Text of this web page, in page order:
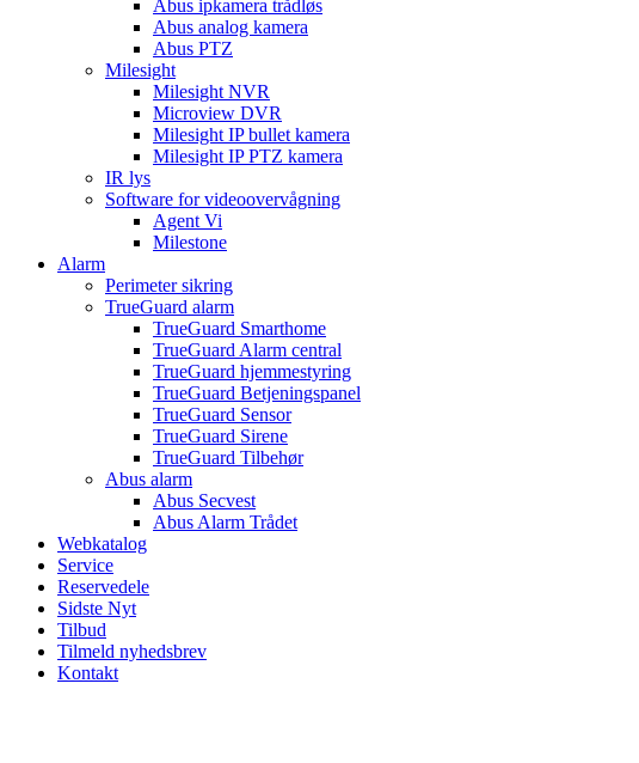
Abus ipkamera trådløs
Abus analog kamera
Abus PTZ
Milesight
Milesight NVR
Microview DVR
Milesight IP bullet kamera
Milesight IP PTZ kamera
IR lys
Software for videoovervågning
Agent Vi
Milestone
Alarm
Perimeter sikring
TrueGuard alarm
TrueGuard Smarthome
TrueGuard Alarm central
TrueGuard hjemmestyring
TrueGuard Betjeningspanel
TrueGuard Sensor
TrueGuard Sirene
TrueGuard Tilbehør
Abus alarm
Abus Secvest
Abus Alarm Trådet
Webkatalog
Service
Reservedele
Sidste Nyt
Tilbud
Tilmeld nyhedsbrev
Kontakt